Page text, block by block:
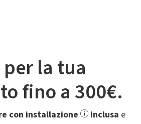
la tua
fino a 300€.
con installazione inclusa e